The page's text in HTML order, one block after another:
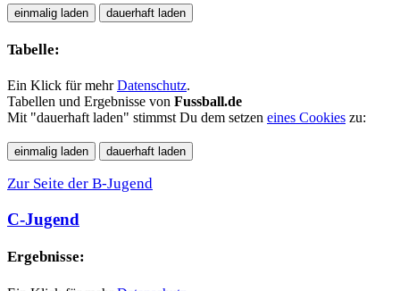
Tabelle:
Ein Klick für mehrDatenschutz.
Tabellen und Ergebnisse von Fussball.de
Mit "dauerhaft laden" stimmst Du dem setzen eines Cookies zu:
Zur Seite der B-Jugend
C-Jugend
Ergebnisse: